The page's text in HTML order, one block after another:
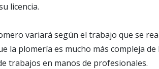
licencia.
variará según el trabajo que se
la plomería es mucho más compleja de
trabajos en manos de profesionales.